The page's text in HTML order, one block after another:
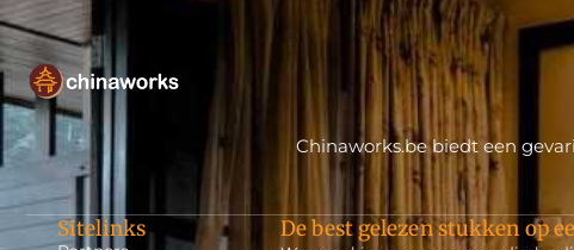
Chinaworks.be biedt een
Sitelinks De best gelezen stukken op